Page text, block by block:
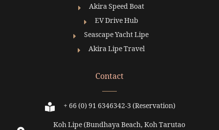
Akira Speed Boat
EV Drive Hub
Seascape Yacht Lipe
Akira Lipe Travel
Contact
+ 66 (0) 91 6346342-3 (Reservation)
Koh Lipe (Bundhaya Beach, Koh Tarutao